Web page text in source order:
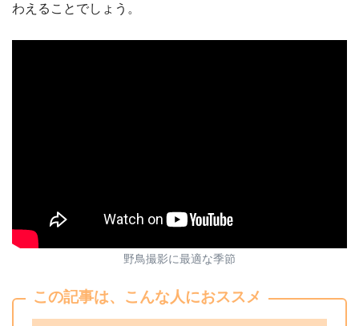
わえることでしょう。
野鳥撮影に最適な季節
この記事は、こんな人におススメ